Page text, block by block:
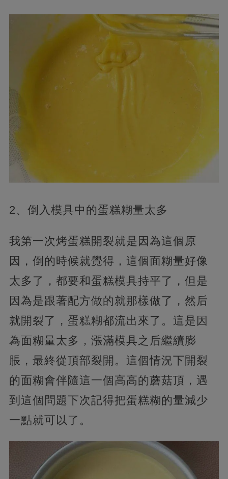
2、倒入模具中的蛋糕糊量太多
我第一次烤蛋糕開裂就是因為這個原
因，倒的時候就覺得，這個面糊量好像
太多了，都要和蛋糕模具持平了，但是
因為是跟著配方做的就那樣做了，然后
就開裂了，蛋糕糊都流出來了。這是因
為面糊量太多，漲滿模具之后繼續膨
脹，最終從頂部裂開。這個情況下開裂
的面糊會伴隨這一個高高的蘑菇頂，遇
到這個問題下次記得把蛋糕糊的量減少
一點就可以了。